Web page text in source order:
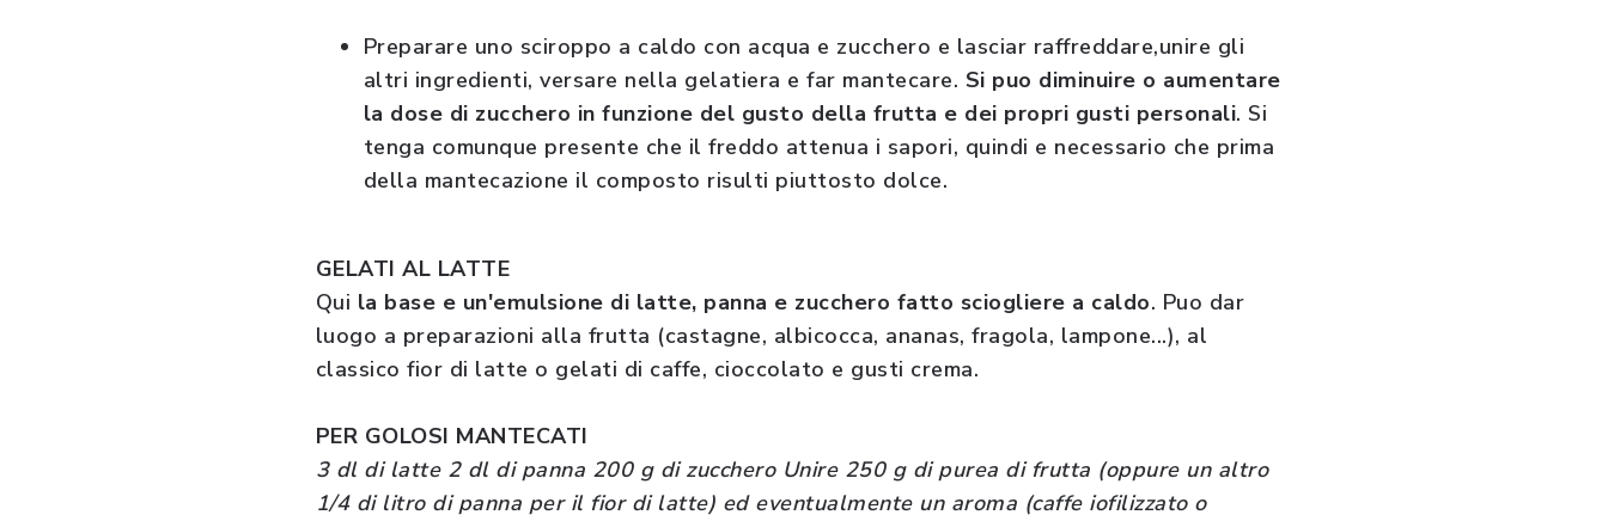
Preparare uno sciroppo a caldo con acqua e zucchero e lasciar raffreddare,unire gli
altri ingredienti, versare nella gelatiera e far mantecare. Si puo diminuire o aumentare
la dose di zucchero in funzione del gusto della frutta e dei propri gusti personali. Si
tenga comunque presente che il freddo attenua i sapori, quindi e necessario che prima
della mantecazione il composto risulti piuttosto dolce.
GELATI AL LATTE
Qui la base e un'emulsione di latte, panna e zucchero fatto sciogliere a caldo. Puo dar
luogo a preparazioni alla frutta (castagne, albicocca, ananas, fragola, lampone...), al
classico fior di latte o gelati di caffe, cioccolato e gusti crema.
PER GOLOSI MANTECATI
3 dl di latte 2 dl di panna 200 g di zucchero Unire 250 g di purea di frutta (oppure un altro
1/4 di litro di panna per il fior di latte) ed eventualmente un aroma (caffe iofilizzato o